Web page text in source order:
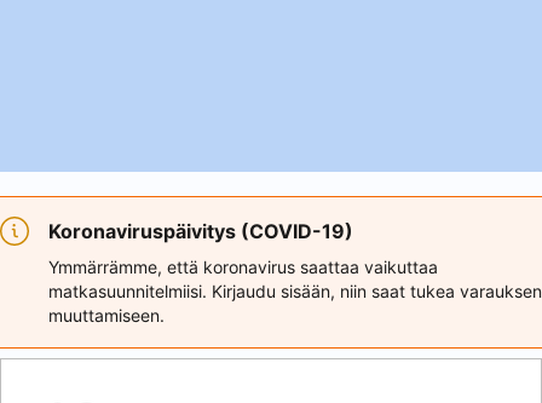
Koronaviruspäivitys (COVID-19)
Ymmärrämme, että koronavirus saattaa vaikuttaa
matkasuunnitelmiisi. Kirjaudu sisään, niin saat tukea varauksen
muuttamiseen.